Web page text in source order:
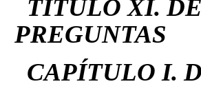
TÍTULO XI.
PREGUNTAS
CAPÍTULO I.